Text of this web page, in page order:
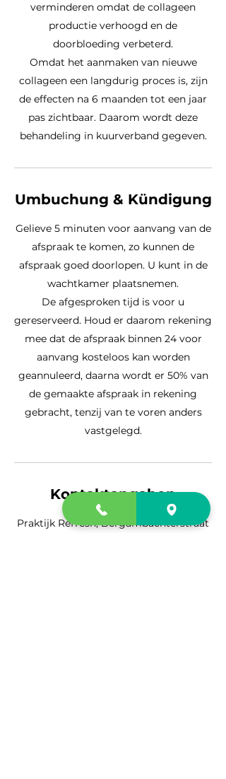
verminderen omdat de collageen
productie verhoogd en de
doorbloeding verbeterd.
Omdat het aanmaken van nieuwe
collageen een langdurig proces is, zijn
de effecten na 6 maanden tot een jaar
pas zichtbaar. Daarom wordt deze
behandeling in kuurverband gegeven.
Umbuchung & Kündigung
Gelieve 5 minuten voor aanvang van de
afspraak te komen, zo kunnen de
afspraak goed doorlopen. U kunt in de
wachtkamer plaatsnemen.
De afgesproken tijd is voor u
gereserveerd. Houd er daarom rekening
mee dat de afspraak binnen 24 voor
aanvang kosteloos kan worden
geannuleerd, daarna wordt er 50% van
de gemaakte afspraak in rekening
gebracht, tenzij van te voren anders
vastgelegd.
Kontaktangaben
Praktijk Refresh, Bergambachterstraat